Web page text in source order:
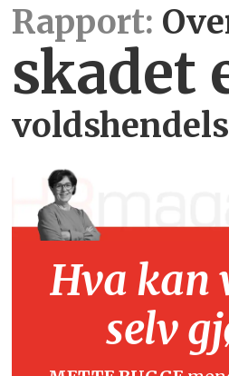
Rapport:
skadet
Hva kan
selv